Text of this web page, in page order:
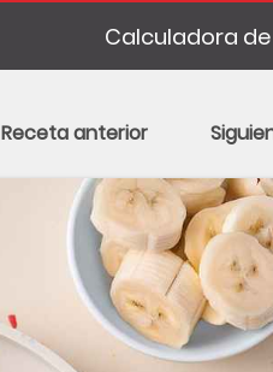
Calculadora
Receta anterior